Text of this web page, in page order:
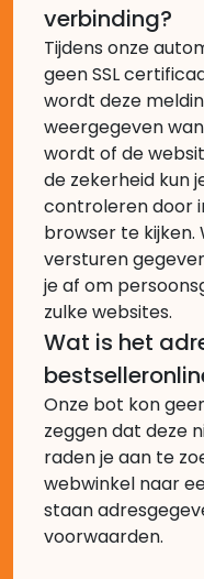
verbinding?
Tijdens onze
geen SSL
wordt deze
weergegeven
wordt of de
de zekerheid kun
controleren door
browser te kijken.
versturen
je af om
zulke websites.
Wat is het
Onze bot kon
zeggen dat deze
raden je aan te
webwinkel naar
staan
voorwaarden.